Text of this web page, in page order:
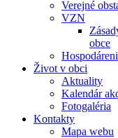
Verejné
VZN
obce
Život v obci
Aktuality
Kalendár
Fotogaléria
Kontakty
Mapa webu